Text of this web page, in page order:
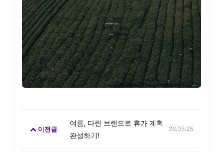
이전글
여름, 다린 브랜드로 휴가 계획
완성하기!
26.05.25